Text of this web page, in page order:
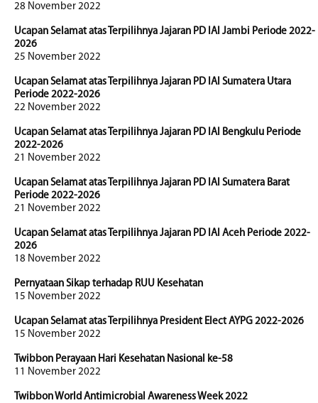
28 November 2022
Ucapan Selamat atas Terpilihnya Jajaran PD IAI Jambi Periode 2022-
2026
25 November 2022
Ucapan Selamat atas Terpilihnya Jajaran PD IAI Sumatera Utara
Periode 2022-2026
22 November 2022
Ucapan Selamat atas Terpilihnya Jajaran PD IAI Bengkulu Periode
2022-2026
21 November 2022
Ucapan Selamat atas Terpilihnya Jajaran PD IAI Sumatera Barat
Periode 2022-2026
21 November 2022
Ucapan Selamat atas Terpilihnya Jajaran PD IAI Aceh Periode 2022-
2026
18 November 2022
Pernyataan Sikap terhadap RUU Kesehatan
15 November 2022
Ucapan Selamat atas Terpilihnya President Elect AYPG 2022-2026
15 November 2022
Twibbon Perayaan Hari Kesehatan Nasional ke-58
11 November 2022
Twibbon World Antimicrobial Awareness Week 2022